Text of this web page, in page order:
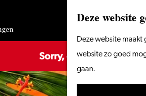
Deze website
Deze website
website zo goed
gaan.
Sorry, deze activiteit is